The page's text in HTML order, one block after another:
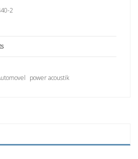
2
power acoustik